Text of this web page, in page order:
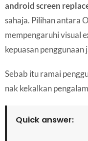
android screen
sahaja. Pilihan antara
mempengaruhi visual
kepuasan penggunaan
Sebab itu ramai
nak kekalkan
Quick answer: